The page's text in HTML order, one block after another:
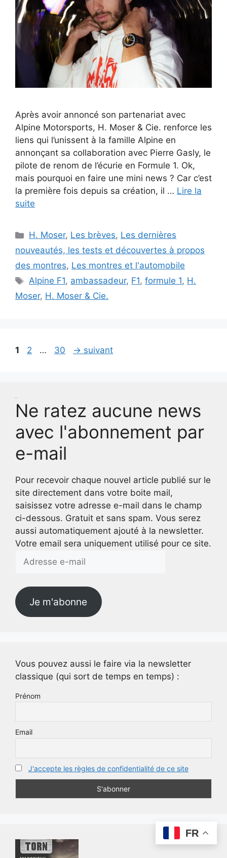
Après avoir annoncé son partenariat avec
Alpine Motorsports, H. Moser & Cie. renforce les
liens qui l’unissent à la famille Alpine en
annonçant sa collaboration avec Pierre Gasly, le
pilote de renom de l’écurie en Formule 1. Ok,
mais pourquoi en faire une mini news ? Car c’est
la première fois depuis sa création, il … Lire la
suite
Catégories
H. Moser, Les brèves, Les dernières
nouveautés, les tests et découvertes à propos
des montres, Les montres et l'automobile
Étiquettes
Alpine F1, ambassadeur, F1,formule 1, H.
Moser, H. Moser & Cie.
Page
1 Page
2 … Page
30 → suivant
Ne ratez aucune news
avec l'abonnement par
e-mail
Pour recevoir chaque nouvel article publié sur le
site directement dans votre boite mail,
saisissez votre adresse e-mail dans le champ
ci-dessous. Gratuit et sans spam. Vous serez
aussi automatiquement ajouté à la newsletter.
Votre email sera uniquement utilisé pour ce site.
e-
Je m'abonne
Vous pouvez aussi le faire via la newsletter
classique (qui sort de temps en temps) :
Prénom
Email
J'accepte les règles de confidentialité de ce site
FR